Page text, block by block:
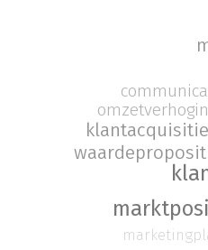
klantacquisitie